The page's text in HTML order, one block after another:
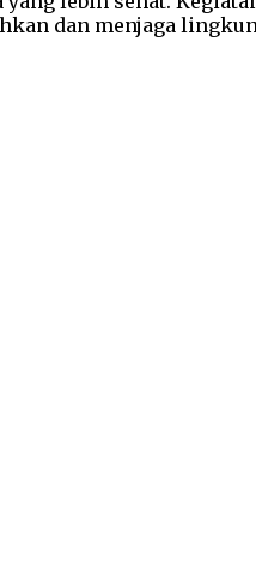
dan menjaga